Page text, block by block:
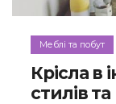
Меблі та побут
Крісла в
стилів та